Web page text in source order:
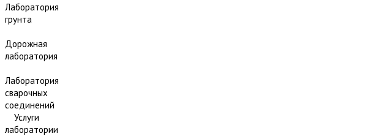
Лаборатория
грунта
Дорожная
лаборатория
Лаборатория
сварочных
соединений
Услуги
лаборатории